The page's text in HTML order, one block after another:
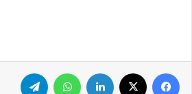
فيسبوك لينكدإن واتساب